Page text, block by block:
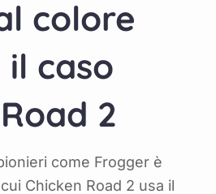
colore
il caso
2
come Frogger è
Chicken Road 2 usa il